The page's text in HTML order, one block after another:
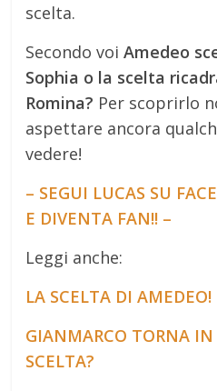
scelta.
Secondo voiAmedeo
Sophia o la scelta
Romina? Per scoprirlo
aspettare ancora
vedere!
– SEGUI LUCAS SU
E DIVENTA FAN!! –
Leggi anche:
LA SCELTA DI AMEDEO!
GIANMARCO TORNA
SCELTA?